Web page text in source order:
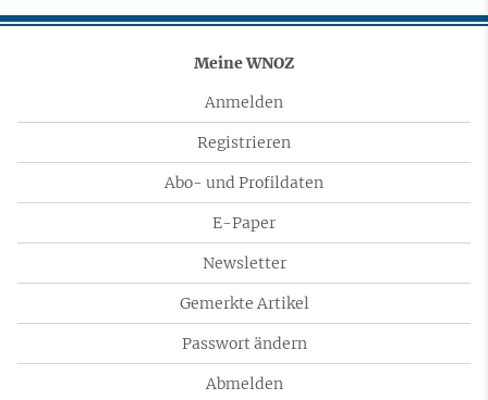
Meine WNOZ
Anmelden
Registrieren
Abo- und Profildaten
E-Paper
Newsletter
Gemerkte Artikel
Passwort ändern
Abmelden